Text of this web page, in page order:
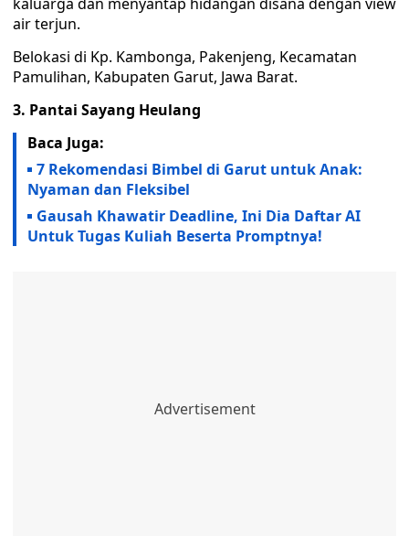
air terjun.
Belokasi di Kp. Kambonga, Pakenjeng, Kecamatan
Pamulihan, Kabupaten Garut, Jawa Barat.
3. Pantai Sayang Heulang
Baca Juga:
7 Rekomendasi Bimbel di Garut untuk Anak:
Nyaman dan Fleksibel
Gausah Khawatir Deadline, Ini Dia Daftar AI
Untuk Tugas Kuliah Beserta Promptnya!